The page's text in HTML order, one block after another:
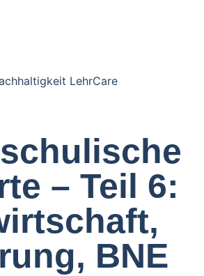
– Teil 6:
BNE